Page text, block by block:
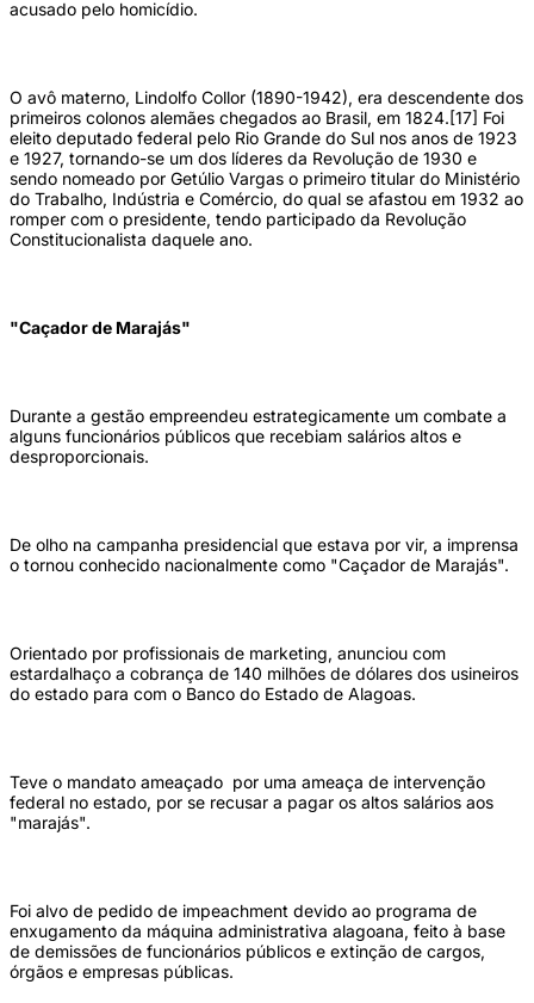
acusado pelo homicídio.
O avô materno, Lindolfo Collor (1890-1942), era descendente dos
primeiros colonos alemães chegados ao Brasil, em 1824.[17] Foi
eleito deputado federal pelo Rio Grande do Sul nos anos de 1923
e 1927, tornando-se um dos líderes da Revolução de 1930 e
sendo nomeado por Getúlio Vargas o primeiro titular do Ministério
do Trabalho, Indústria e Comércio, do qual se afastou em 1932 ao
romper com o presidente, tendo participado da Revolução
Constitucionalista daquele ano.
"Caçador de Marajás"
Durante a gestão empreendeu estrategicamente um combate a
alguns funcionários públicos que recebiam salários altos e
desproporcionais.
De olho na campanha presidencial que estava por vir, a imprensa
o tornou conhecido nacionalmente como "Caçador de Marajás".
Orientado por profissionais de marketing, anunciou com
estardalhaço a cobrança de 140 milhões de dólares dos usineiros
do estado para com o Banco do Estado de Alagoas.
Teve o mandato ameaçado por uma ameaça de intervenção
federal no estado, por se recusar a pagar os altos salários aos
"marajás".
Foi alvo de pedido de impeachment devido ao programa de
enxugamento da máquina administrativa alagoana, feito à base
de demissões de funcionários públicos e extinção de cargos,
órgãos e empresas públicas.